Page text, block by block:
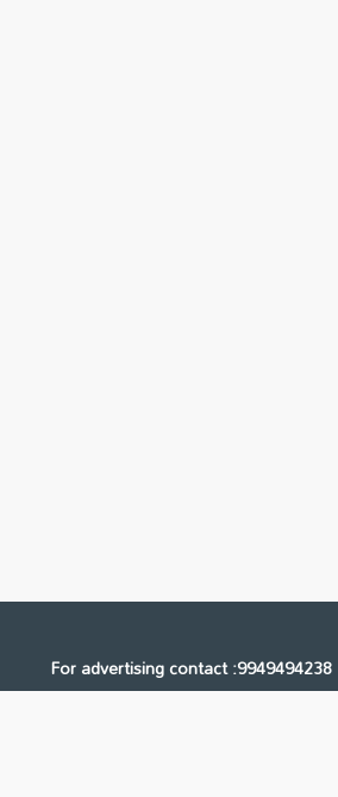
For advertising contact :9949494238
Email: digital@ntvnetwork.com